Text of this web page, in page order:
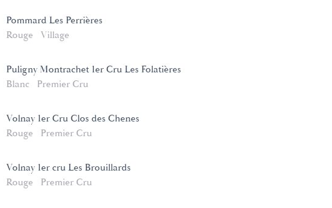
Pommard Les Perrières
Rouge
Village
Puligny Montrachet 1er Cru Les Folatières
Blanc
Premier Cru
Volnay 1er Cru Clos des Chenes
Rouge
Premier Cru
Volnay 1er cru Les Brouillards
Rouge
Premier Cru